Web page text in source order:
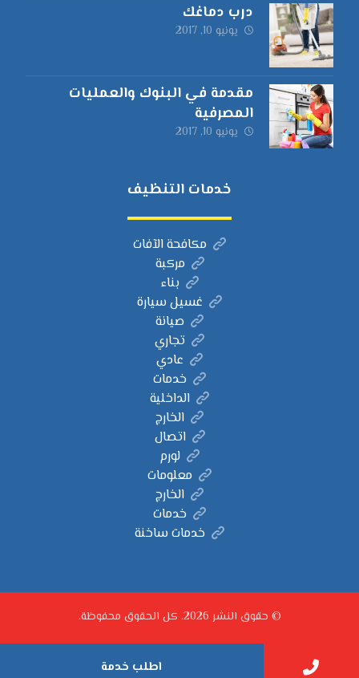
درب دماغك
يونيو 10, 2017
مقدمة في البنوك والعمليات
المصرفية
يونيو 10, 2017
خدمات التنظيف
مكافحة الآفات
مركبة
بناء
غسيل سيارة
صيانة
تجاري
عادي
خدمات
الداخلية
الخارج
اتصال
لورم
معلومات
الخارج
خدمات
خدمات ساخنة
© حقوق النشر 2026. كل الحقوق محفوظة.
اطلب خدمة